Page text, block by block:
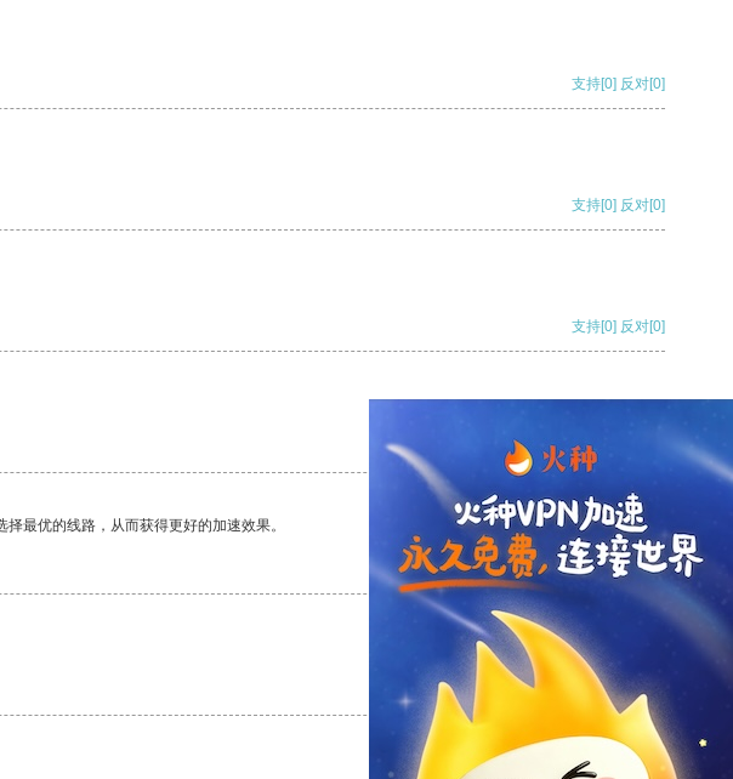
支持[0] 反对[0]
支持[0] 反对[0]
支持[0] 反对[0]
支持
最优的线路，从而获得更好的加速效果。
支持[0] 反对[0]
支持[0] 反对[0]